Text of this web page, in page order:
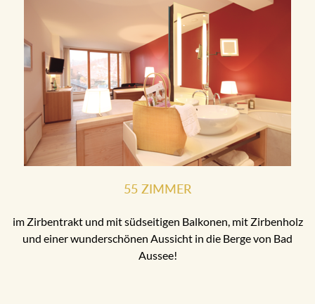
55 ZIMMER
im Zirbentrakt und mit südseitigen Balkonen, mit Zirbenholz
und einer wunderschönen Aussicht in die Berge von Bad
Aussee!